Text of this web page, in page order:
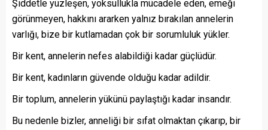
Şiddetle yüzleşen, yoksullukla mücadele eden, emeği
görünmeyen, hakkını ararken yalnız bırakılan annelerin
varlığı, bize bir kutlamadan çok bir sorumluluk yükler.
Bir kent, annelerin nefes alabildiği kadar güçlüdür.
Bir kent, kadınların güvende olduğu kadar adildir.
Bir toplum, annelerin yükünü paylaştığı kadar insandır.
Bu nedenle bizler, anneliği bir sıfat olmaktan çıkarıp, bir